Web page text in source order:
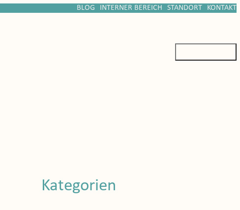
BLOG INTERNER BEREICH STANDORT KONTAKT
Kategorien